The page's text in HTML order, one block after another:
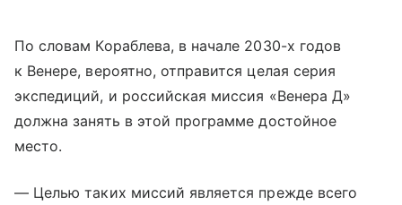
По словам Кораблева, в начале 2030-х годов
к Венере, вероятно, отправится целая серия
экспедиций, и российская миссия «Венера Д»
должна занять в этой программе достойное
место.
— Целью таких миссий является прежде всего